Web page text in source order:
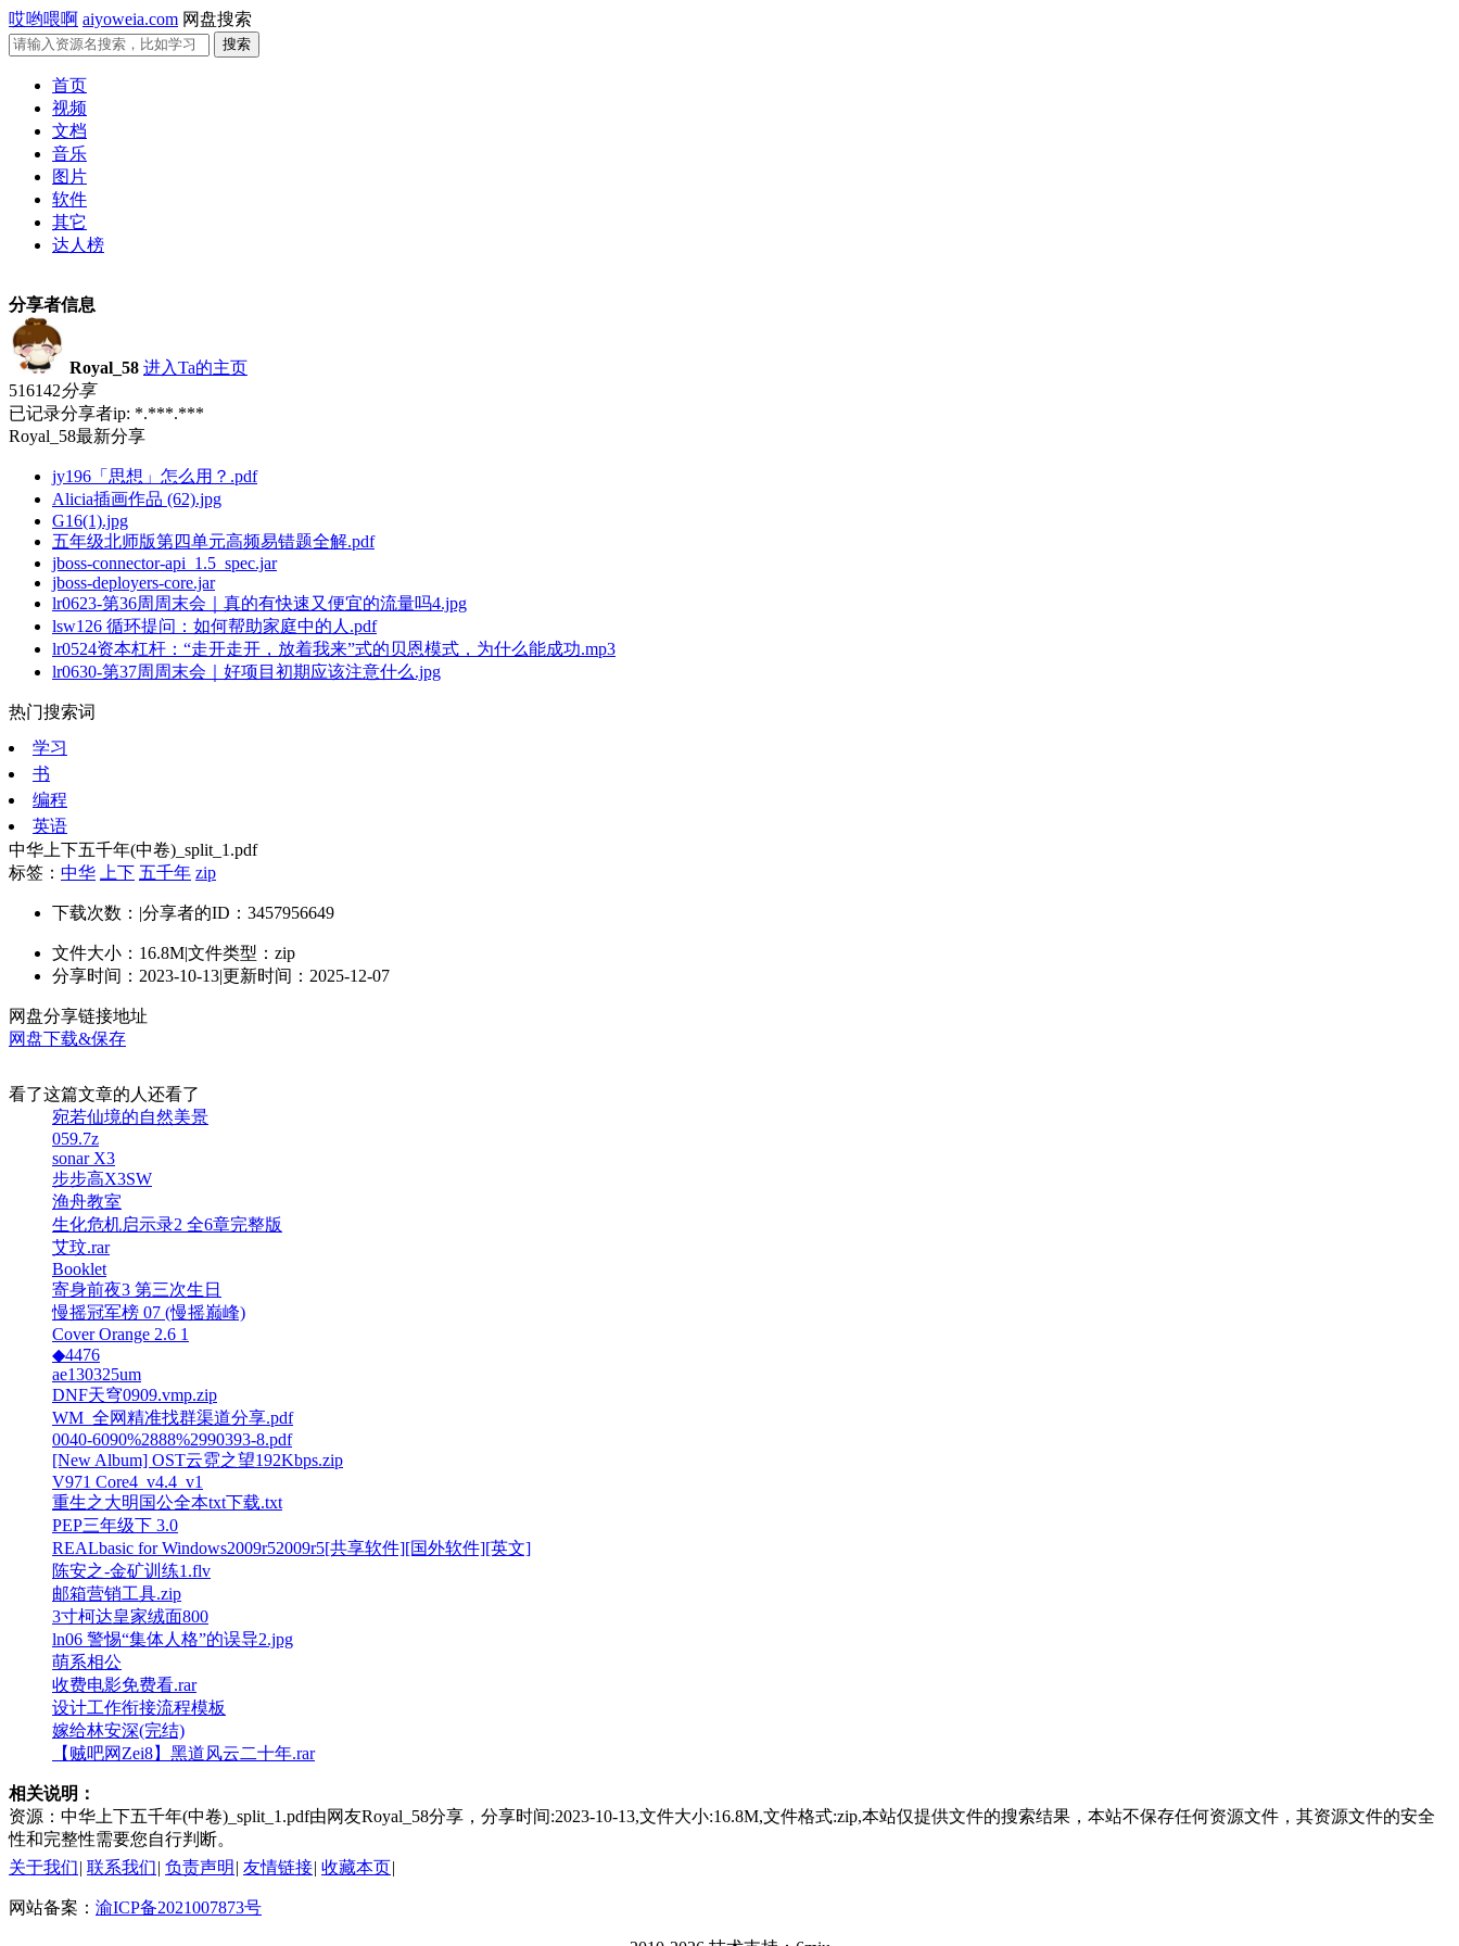
哎哟喂啊 aiyoweia.com 网盘搜索
首页
视频
文档
音乐
图片
软件
其它
达人榜
分享者信息
Royal_58 进入Ta的主页
516142分享
已记录分享者ip: *.***.***
Royal_58最新分享
jy196「思想」怎么用？.pdf
Alicia插画作品 (62).jpg
G16(1).jpg
五年级北师版第四单元高频易错题全解.pdf
jboss-connector-api_1.5_spec.jar
jboss-deployers-core.jar
lr0623-第36周周末会｜真的有快速又便宜的流量吗4.jpg
lsw126 循环提问：如何帮助家庭中的人.pdf
lr0524资本杠杆：“走开走开，放着我来”式的贝恩模式，为什么能成功.mp3
lr0630-第37周周末会｜好项目初期应该注意什么.jpg
热门搜索词
学习
书
编程
英语
中华上下五千年(中卷)_split_1.pdf
标签： 中华 上下 五千年 zip
下载次数： |分享者的ID：3457956649
文件大小：16.8M|文件类型：zip
分享时间：2023-10-13|更新时间：2025-12-07
网盘分享链接地址
网盘下载&保存
看了这篇文章的人还看了
宛若仙境的自然美景
059.7z
sonar X3
步步高X3SW
渔舟教室
生化危机启示录2 全6章完整版
艾玟.rar
Booklet
寄身前夜3 第三次生日
慢摇冠军榜 07 (慢摇巅峰)
Cover Orange 2.6 1
◆4476
ae130325um
DNF天穹0909.vmp.zip
WM_全网精准找群渠道分享.pdf
0040-6090%2888%2990393-8.pdf
[New Album] OST云霓之望192Kbps.zip
V971 Core4_v4.4_v1
重生之大明国公全本txt下载.txt
PEP三年级下 3.0
REALbasic for Windows2009r52009r5[共享软件][国外软件][英文]
陈安之-金矿训练1.flv
邮箱营销工具.zip
3寸柯达皇家绒面800
ln06 警惕“集体人格”的误导2.jpg
萌系相公
收费电影免费看.rar
设计工作衔接流程模板
嫁给林安深(完结)
【贼吧网Zei8】黑道风云二十年.rar
相关说明：
资源：中华上下五千年(中卷)_split_1.pdf由网友Royal_58分享，分享时间:2023-10-13,文件大小:16.8M,文件格式:zip,本站仅提供文件的搜索结果，本站不保存任何资源文件，其资源文件的安全
性和完整性需要您自行判断。
关于我们| 联系我们| 负责声明 | 友情链接| 收藏本页|
网站备案： 渝ICP备2021007873号